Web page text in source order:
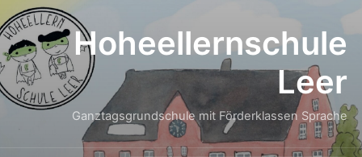
Hoheellernschule
Leer
Ganztagsgrundschule mit Förderklassen Sprache